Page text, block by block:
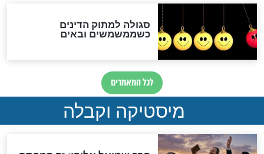
אחרית הימים
האם אפשר לחשב את הקץ?